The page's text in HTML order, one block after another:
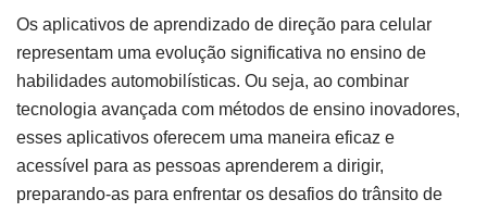
Os aplicativos de aprendizado de direção para celular
representam uma evolução significativa no ensino de
habilidades automobilísticas. Ou seja, ao combinar
tecnologia avançada com métodos de ensino inovadores,
esses aplicativos oferecem uma maneira eficaz e
acessível para as pessoas aprenderem a dirigir,
preparando-as para enfrentar os desafios do trânsito de